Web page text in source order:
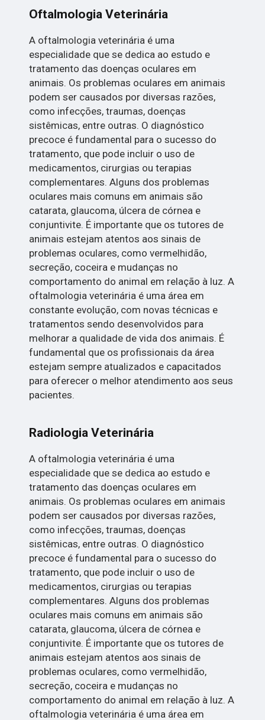
Oftalmologia Veterinária
A oftalmologia veterinária é uma
especialidade que se dedica ao estudo e
tratamento das doenças oculares em
animais. Os problemas oculares em animais
podem ser causados por diversas razões,
como infecções, traumas, doenças
sistêmicas, entre outras. O diagnóstico
precoce é fundamental para o sucesso do
tratamento, que pode incluir o uso de
medicamentos, cirurgias ou terapias
complementares. Alguns dos problemas
oculares mais comuns em animais são
catarata, glaucoma, úlcera de córnea e
conjuntivite. É importante que os tutores de
animais estejam atentos aos sinais de
problemas oculares, como vermelhidão,
secreção, coceira e mudanças no
comportamento do animal em relação à luz. A
oftalmologia veterinária é uma área em
constante evolução, com novas técnicas e
tratamentos sendo desenvolvidos para
melhorar a qualidade de vida dos animais. É
fundamental que os profissionais da área
estejam sempre atualizados e capacitados
para oferecer o melhor atendimento aos seus
pacientes.
Radiologia Veterinária
A oftalmologia veterinária é uma
especialidade que se dedica ao estudo e
tratamento das doenças oculares em
animais. Os problemas oculares em animais
podem ser causados por diversas razões,
como infecções, traumas, doenças
sistêmicas, entre outras. O diagnóstico
precoce é fundamental para o sucesso do
tratamento, que pode incluir o uso de
medicamentos, cirurgias ou terapias
complementares. Alguns dos problemas
oculares mais comuns em animais são
catarata, glaucoma, úlcera de córnea e
conjuntivite. É importante que os tutores de
animais estejam atentos aos sinais de
problemas oculares, como vermelhidão,
secreção, coceira e mudanças no
comportamento do animal em relação à luz. A
oftalmologia veterinária é uma área em